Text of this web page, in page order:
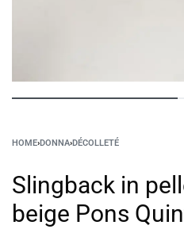
HOME›DONNA›DÉCOLLETÉ
Slingback in
beige Pons